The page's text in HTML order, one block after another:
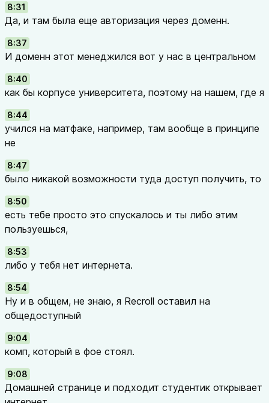
8:31
Да, и там была еще авторизация через доменн.
8:37
И доменн этот менеджился вот у нас в центральном
8:40
как бы корпусе университета, поэтому на нашем, где я
8:44
учился на матфаке, например, там вообще в принципе
не
8:47
было никакой возможности туда доступ получить, то
8:50
есть тебе просто это спускалось и ты либо этим
пользуешься,
8:53
либо у тебя нет интернета.
8:54
Ну и в общем, не знаю, я Recroll оставил на
общедоступный
9:04
комп, который в фое стоял.
9:08
Домашней странице и подходит студентик открывает